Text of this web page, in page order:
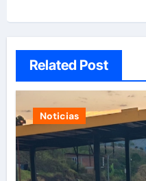
Related Post
Noticias